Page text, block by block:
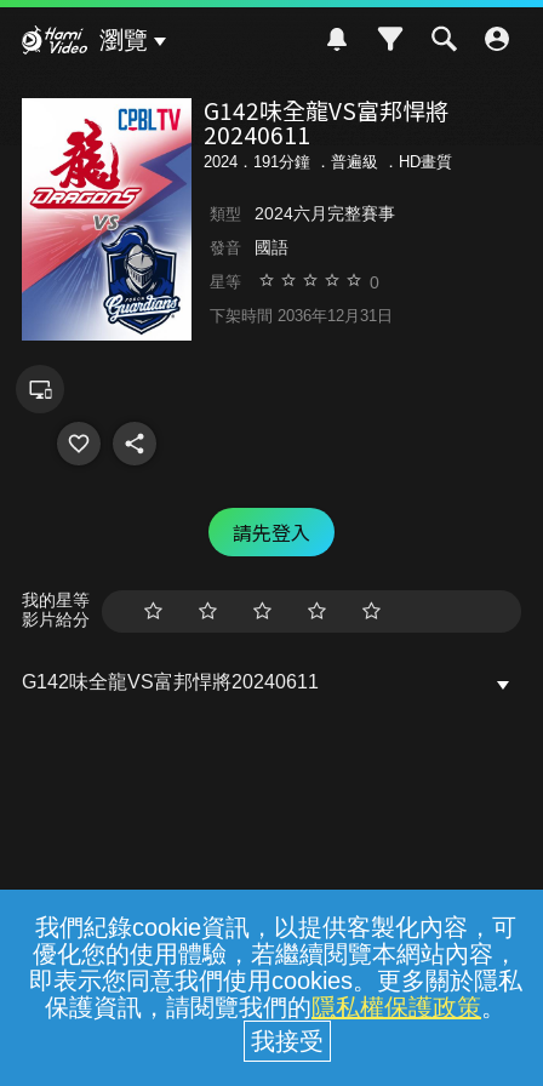
我們紀錄cookie資訊，以提供客製化內容，可
優化您的使用體驗，若繼續閱覽本網站內容，
即表示您同意我們使用cookies。更多關於隱私
保護資訊，請閱覽我們的隱私權保護政策。
瀏覽
G142味全龍VS富邦悍將
20240611
2024．191分鐘 ． 普遍級 ．HD畫質
類型 2024六月完整賽事
發音 國語
星等 0
下架時間 2036年12月31日
請先登入
我的星等
影片給分
G142味全龍VS富邦悍將20240611
常見問題 線上客服 服務條款 隱私權保護
中華電信股份有限公司個人家庭分公司
(統一編號：96979949) © 2026
{{notifyMsg}}